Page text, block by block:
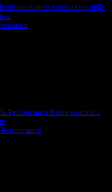
misurazione e valutazione della
Performance/Piano esecutivo